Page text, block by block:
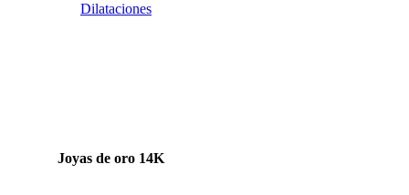
Dilataciones
Joyas de oro 14K